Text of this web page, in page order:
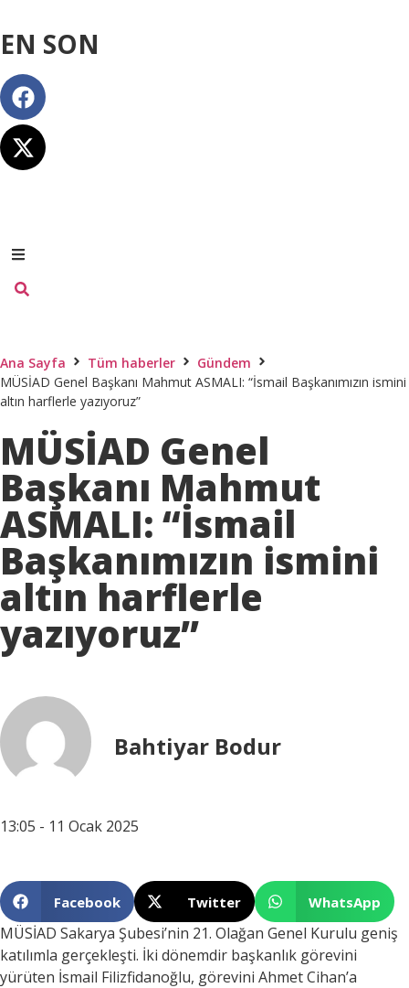
EN SON
Ana Sayfa Tüm haberler
Gündem
MÜSİAD Genel Başkanı Mahmut ASMALI: “İsmail Başkanımızın ismini
altın harflerle yazıyoruz”
MÜSİAD Genel
Başkanı Mahmut
ASMALI: “İsmail
Başkanımızın ismini
altın harflerle
yazıyoruz”
Bahtiyar Bodur
13:05 - 11 Ocak 2025
Facebook Twitter WhatsApp
MÜSİAD Sakarya Şubesi’nin 21. Olağan Genel Kurulu geniş
katılımla gerçekleşti. İki dönemdir başkanlık görevini
yürüten İsmail Filizfidanoğlu, görevini Ahmet Cihan’a